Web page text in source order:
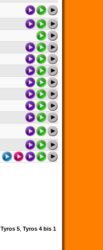
Tyros 5 Tyros 4 bis 1